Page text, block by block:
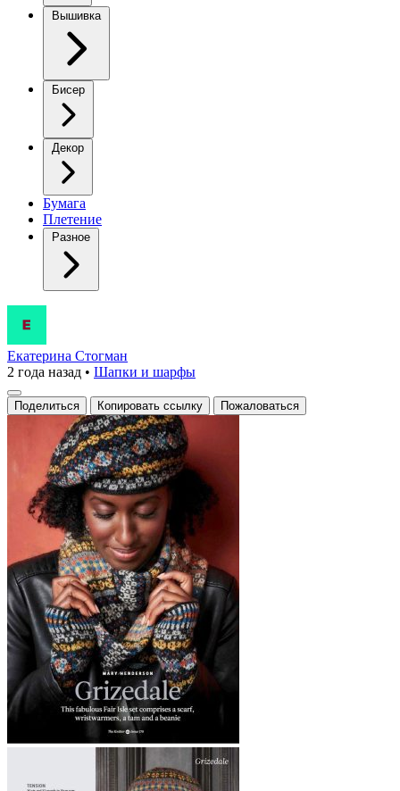
Вышивка
Бисер
Декор
Бумага
Плетение
Разное
Гриздейл:
волшебство
теплых
узоров
Екатерина Стогман
2 года назад • Шапки и шарфы
Поделиться Копировать ссылку Пожаловаться